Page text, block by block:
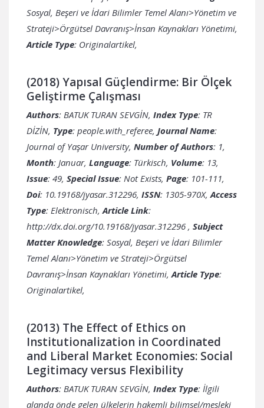
Sosyal, Beşeri ve İdari Bilimler Temel Alanı>Yönetim ve
Strateji>Örgütsel Davranış>İnsan Kaynakları Yönetimi,
Article Type: Originalartikel,
(2018) Yapısal Güçlendirme: Bir Ölçek
Geliştirme Çalışması
Authors: BATUK TURAN SEVGİN, Index Type: TR
DİZİN, Type: people.with_referee, Journal Name:
Journal of Yaşar University, Number of Authors: 1,
Month: Januar, Language: Türkisch, Volume: 13,
Issue: 49, Special Issue: Not Exists, Page: 101-111,
Doi: 10.19168/jyasar.312296, ISSN: 1305-970X, Access
Type: Elektronisch, Article Link:
http://dx.doi.org/10.19168/jyasar.312296 , Subject
Matter Knowledge: Sosyal, Beşeri ve İdari Bilimler
Temel Alanı>Yönetim ve Strateji>Örgütsel
Davranış>İnsan Kaynakları Yönetimi, Article Type:
Originalartikel,
(2013) The Effect of Ethics on
Institutionalization in Coordinated
and Liberal Market Economies: Social
Legitimacy versus Flexibility
Authors: BATUK TURAN SEVGİN, Index Type: İlgili
alanda önde gelen ülkelerin hakemli bilimsel/mesleki